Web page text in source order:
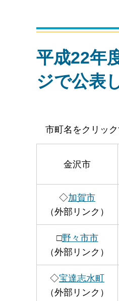
平成22年
ジで公表
市町名をクリッ
金沢市
◇加賀市
（外部リンク）
□野々市市
（外部リンク）
◇宝達志水町
（外部リンク）